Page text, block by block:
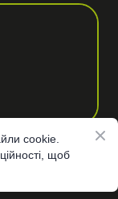
cookie.
щоб